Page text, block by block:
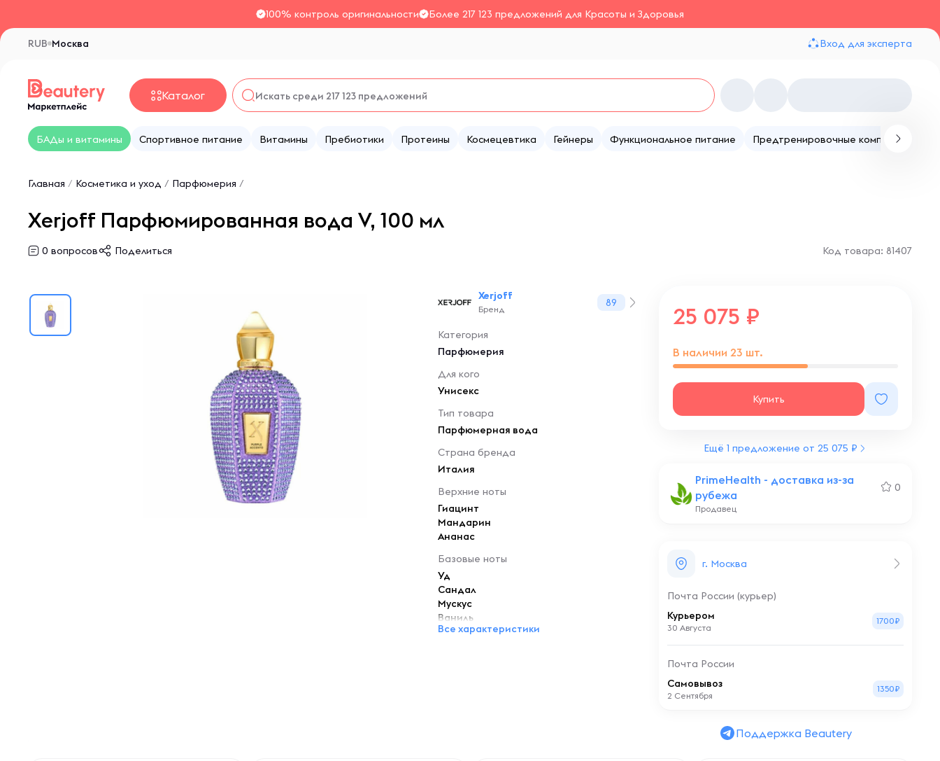
100% контроль оригинальности Более 217 123 предложений для Красоты и Здоровья
Москва
RUB Вход для эксперта
Каталог
БАДы и витамины Спортивное питание Витамины Пребиотики Протеины Космецевтика Гейнеры Функциональное питание Предтренировочные комплексы
Главная / Косметика и уход / Парфюмерия /
Xerjoff Парфюмированная вода V, 100 мл
0 вопросов Поделиться Код товара: 81407
Xerjoff
Бренд
89
Категория
Парфюмерия
Для кого
Унисекс
Тип товара
Парфюмерная вода
Страна бренда
Италия
Верхние ноты
Гиацинт
Мандарин
Ананас
Базовые ноты
Уд
Сандал
Мускус
Ваниль
Амбра
Все характеристики
PrimeHealth - доставка из-за
рубежа
0
Продавец
25 075
В наличии 23 шт.
Купить
г. Москва
Почта России (курьер)
Курьером
30 Августа
1700₽
Почта России
Самовывоз
2 Сентября
1350₽
Ещё 1 предложение от 25 075 ₽
Поддержка Beautery